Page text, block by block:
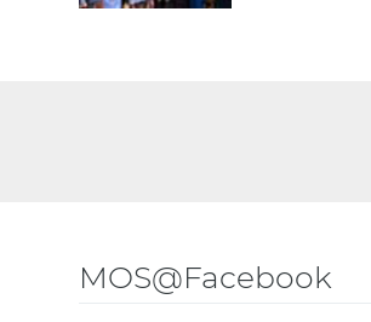
MOS@Facebook